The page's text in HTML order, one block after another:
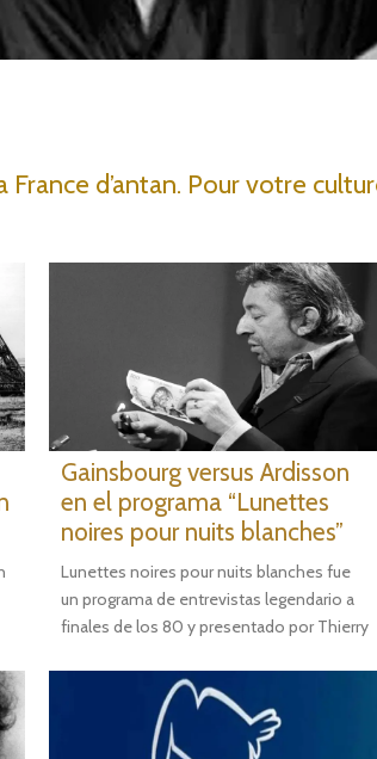
d’antan. Pour votre
Gainsbourg versus Ardisson
en el programa “Lunettes
noires pour nuits blanches”
Lunettes noires pour nuits blanches fue
un programa de entrevistas legendario a
finales de los 80 y presentado por Thierry